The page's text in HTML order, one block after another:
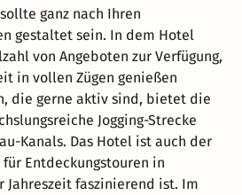
ganz nach Ihren
gestaltet sein. In dem Hotel
von Angeboten zur Verfügung,
in vollen Zügen genießen
die gerne aktiv sind, bietet die
Jogging-Strecke
Kanals. Das Hotel ist auch der
Entdeckungstouren in
Jahreszeit faszinierend ist. Im